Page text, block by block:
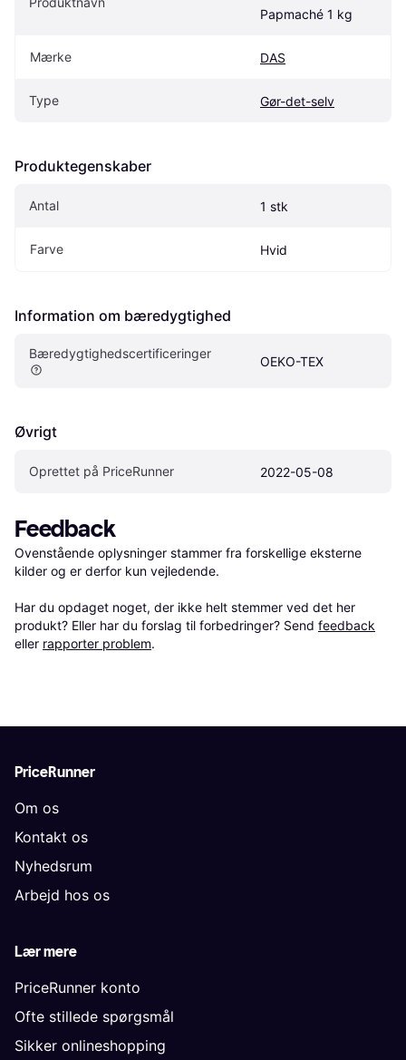
Papmaché 1 kg
Mærke DAS
Type Gør-det-selv
Produktegenskaber
Antal 1 stk
Farve Hvid
Information om bæredygtighed
Bæredygtighedscertificeringer
OEKO-TEX
Øvrigt
Oprettet på PriceRunner 2022-05-08
Feedback
Ovenstående oplysninger stammer fra forskellige eksterne
kilder og er derfor kun vejledende.
Har du opdaget noget, der ikke helt stemmer ved det her
produkt? Eller har du forslag til forbedringer? Send feedback
eller rapporter problem.
PriceRunner
Om os
Kontakt os
Nyhedsrum
Arbejd hos os
Lær mere
PriceRunner konto
Ofte stillede spørgsmål
Sikker onlineshopping